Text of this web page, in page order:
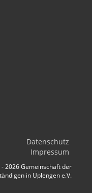
Datenschutz
Impressum
2026 Gemeinschaft der
in Uplengen e.V.